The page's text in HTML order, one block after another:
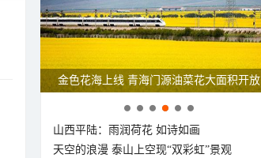
金色花海上线 青海门源油菜花大面积开放
山西平陆：雨润荷花 如诗如画
天空的浪漫 泰山上空现“双彩虹”景观